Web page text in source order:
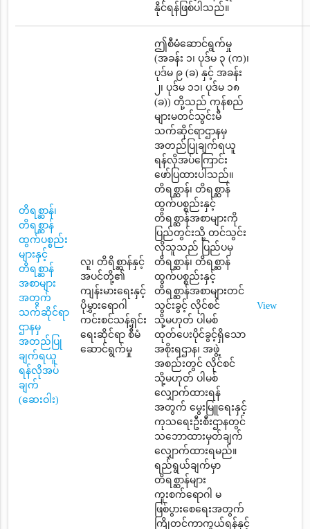
နိုင်ရန်ဖြစ်ပါသည်။
တိရစ္ဆာန်၊
တိရစ္ဆာန်
ထွက်ပစ္စည်း
များနှင့်
တိရစ္ဆာန်
အစာများ
အတွက်
သက်ဆိုင်ရာ
ဌာနမှ
အတည်ပြု
ချက်ရယူ
ရန်လိုအပ်
ချက်
(ဆေးဝါး)
လူ၊ တိရိစ္ဆာန်နှင့်
အပင်တို့၏
ကျန်းမားရေးနှင့်
ပိုမွှားရောဂါ
ကင်းစင်သန့်ရှင်း
ရေးဆိုင်ရာ စီမံ
ဆောင်ရွက်မှု
ဤစီမံဆောင်ရွက်မှု
(အခန်း ၁၊ ပုဒ်မ ၃ (က)၊
ပုဒ်မ ၉ (ခ) နှင့် အခန်း
၂၊ ပုဒ်မ ၁၁၊ ပုဒ်မ ၁၈
(ခ)) တို့သည် ကုန်စည်
များမတင်သွင်းမီ
သက်ဆိုင်ရာဌာနမှ
အတည်ပြုချက်ရယူ
ရန်လိုအပ်ကြောင်း
ဖော်ပြထားပါသည်။
တိရစ္ဆာန်၊ တိရစ္ဆာန်
ထွက်ပစ္စည်းနှင့်
တိရစ္ဆာန်အစာများကို
ပြည်တွင်းသို့ တင်သွင်း
လိုသူသည် ပြည်ပမှ
တိရစ္ဆာန်၊ တိရစ္ဆာန်
ထွက်ပစ္စည်းနှင့်
တိရစ္ဆာန်အစာများတင်
သွင်းခွင့် လိုင်စင်
သို့မဟုတ် ပါမစ်
ထုတ်ပေးပိုင်ခွင့်ရှိသော
အစိုးရဌာန၊ အဖွဲ့
အစည်းတွင် လိုင်စင်
သို့မဟုတ် ပါမစ်
လျှောက်ထားရန်
အတွက် မွေးမြူရေးနှင့်
ကုသရေးဦးစီးဌာနတွင်
သဘောထားမှတ်ချက်
လျှောက်ထားရမည်။
ရည်ရွယ်ချက်မှာ
တိရစ္ဆာန်များ
ကူးစက်ရောဂါ မ
ဖြစ်ပွားစေရေးအတွက်
ကြိုတင်ကာကွယ်ရန်နှင့်
View